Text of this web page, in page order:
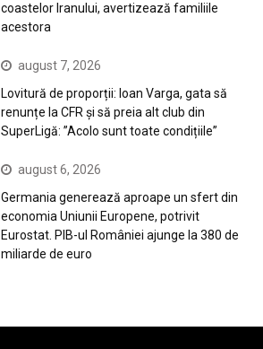
coastelor Iranului, avertizează familiile
acestora
august 7, 2026
Lovitură de proporții: Ioan Varga, gata să
renunțe la CFR și să preia alt club din
SuperLigă: ”Acolo sunt toate condițiile”
august 6, 2026
Germania generează aproape un sfert din
economia Uniunii Europene, potrivit
Eurostat. PIB-ul României ajunge la 380 de
miliarde de euro